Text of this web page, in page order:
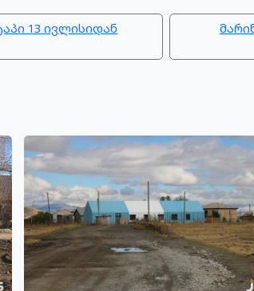
13 ივლისიდან